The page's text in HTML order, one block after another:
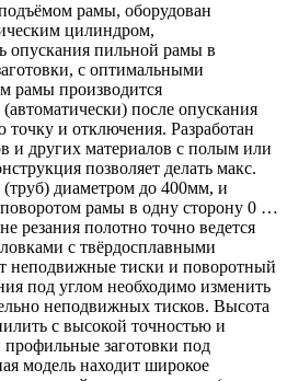
рамы, оборудован
цилиндром,
опускания пильной рамы в
с оптимальными
рамы производится
после опускания
и отключения. Разработан
и других материалов с полым или
позволяет делать макс.
диаметром до 400мм, и
рамы в одну сторону 0 …
резания полотно точно ведется
с твёрдосплавными
неподвижные тиски и поворотный
под углом необходимо изменить
неподвижных тисков. Высота
c высокой точностью и
заготовки под
модель находит широкое